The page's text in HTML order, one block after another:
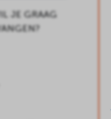
JE GRAAG